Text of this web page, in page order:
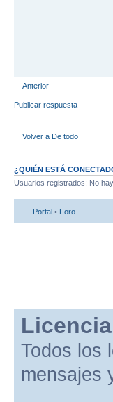
Anterior
Publicar respuesta
Volver a De todo
¿QUIÉN ESTÁ
Usuarios registrados: No
Portal • Foro
Todos los
mensajes